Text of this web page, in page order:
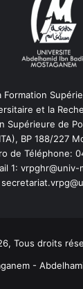
et la
Supérieure de
BP 188/227
de Téléphone:
1:
Tous droits
-